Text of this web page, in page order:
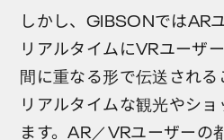
しかし、GIBSONではAR
リアルタイムにVRユーザ
間に重なる形で伝送される
リアルタイムな観光やシ
ます。AR／VRユーザーの